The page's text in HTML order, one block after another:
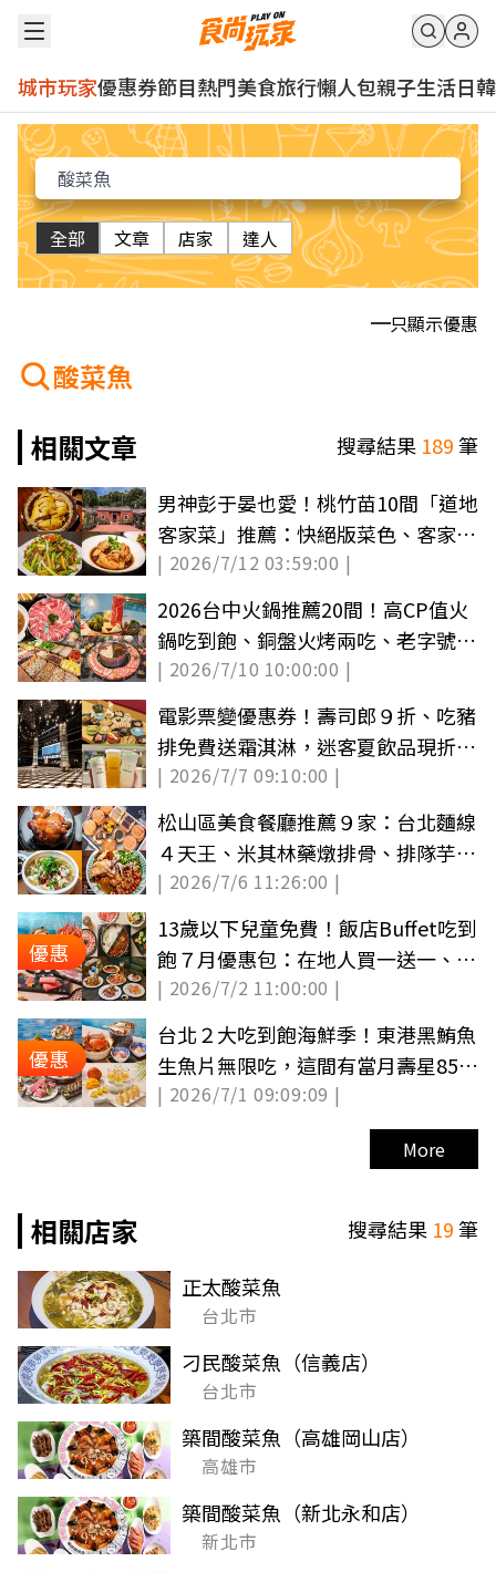
城市玩家優惠券節目熱門美食旅行懶人包親子生活日韓
全部 文章 店家 達人
只顯示優惠
酸菜魚
相關文章
搜尋結果 189筆
男神彭于晏也愛！桃竹苗10間「道地
客家菜」推薦：快絕版菜色、客家麻
辣鍋
| 2026/7/12 03:59:00 |
2026台中火鍋推薦20間！高CP值火
鍋吃到飽、銅盤火烤兩吃、老字號石
頭鍋
| 2026/7/10 10:00:00 |
電影票變優惠券！壽司郎９折、吃豬
排免費送霜淇淋，迷客夏飲品現折５
元
| 2026/7/7 09:10:00 |
松山區美食餐廳推薦９家：台北麵線
４天王、米其林藥燉排骨、排隊芋頭
酥
| 2026/7/6 11:26:00 |
優惠
13歲以下兒童免費！飯店Buffet吃到
飽７月優惠包：在地人買一送一、壽
星優惠
| 2026/7/2 11:00:00 |
優惠
台北２大吃到飽海鮮季！東港黑鮪魚
生魚片無限吃，這間有當月壽星85折
優惠
| 2026/7/1 09:09:09 |
More
相關店家 搜尋結果 19筆
正太酸菜魚
台北市
刁民酸菜魚（信義店）
台北市
築間酸菜魚（高雄岡山店）
高雄市
築間酸菜魚（新北永和店）
新北市